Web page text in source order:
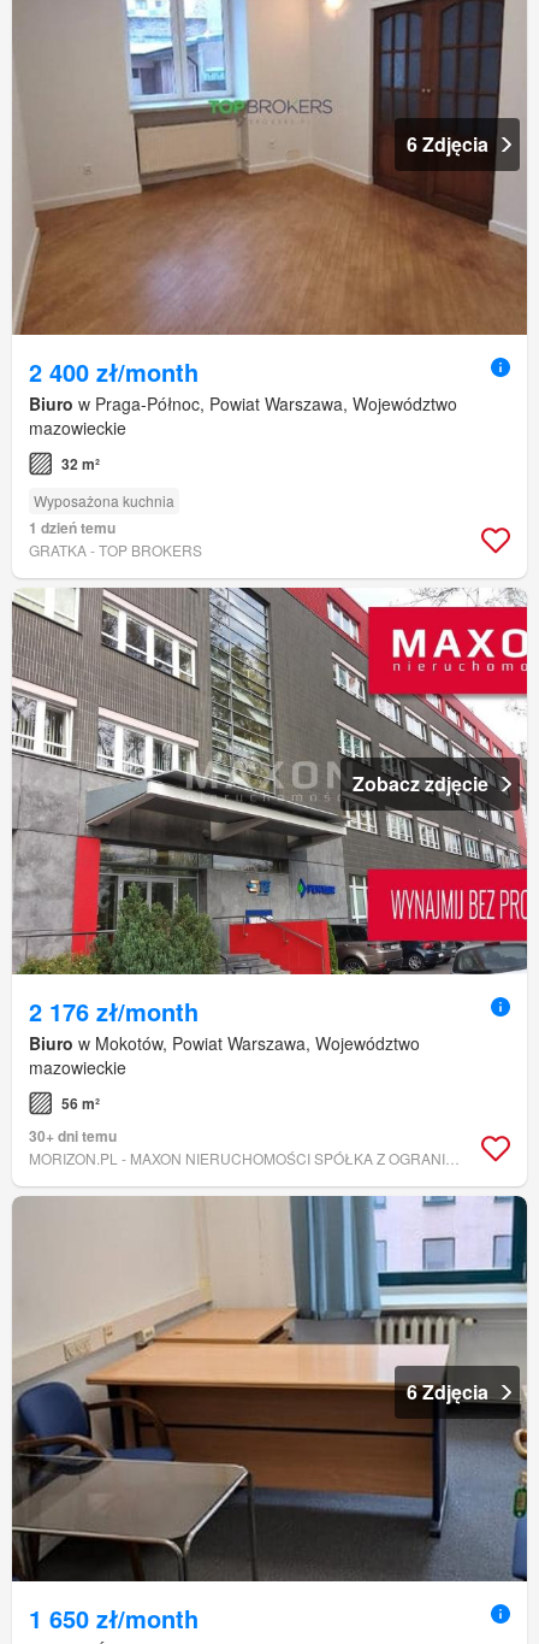
6 Zdjęcia
2 400 zł/month
Biuro w Praga-Północ, Powiat Warszawa, Województwo
mazowieckie
32 m²
Wyposażona kuchnia
1 dzień temu
GRATKA - TOP BROKERS
Zobacz zdjęcie
2 176 zł/month
Biuro w Mokotów, Powiat Warszawa, Województwo
mazowieckie
56 m²
30+ dni temu
6 Zdjęcia
1 650 zł/month